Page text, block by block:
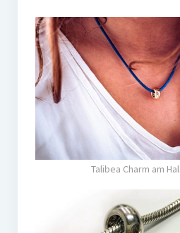
Talibea Charm am